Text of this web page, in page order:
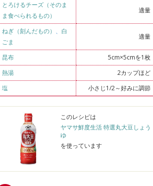
とろけるチーズ（そのま
ま食べられるもの）
適量
ねぎ（刻んだもの） 、 白
ごま
適量
昆布
5cm×5cmを1枚
熱湯
2カップほど
塩
小さじ1/2～好みに調節
このレシピは
ヤマサ鮮度生活 特選丸大豆しょう
ゆ
を使っています